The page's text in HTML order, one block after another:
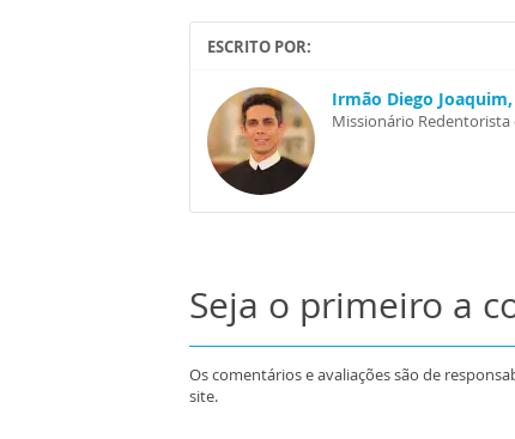
ESCRITO POR:
Irmão Diego Joaquim,
Missionário Redentorista
Seja o primeiro a
Os comentários e avaliações são de
site.